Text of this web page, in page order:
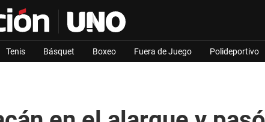
Tenis Básquet Boxeo Fuera de Juego Polideportivo